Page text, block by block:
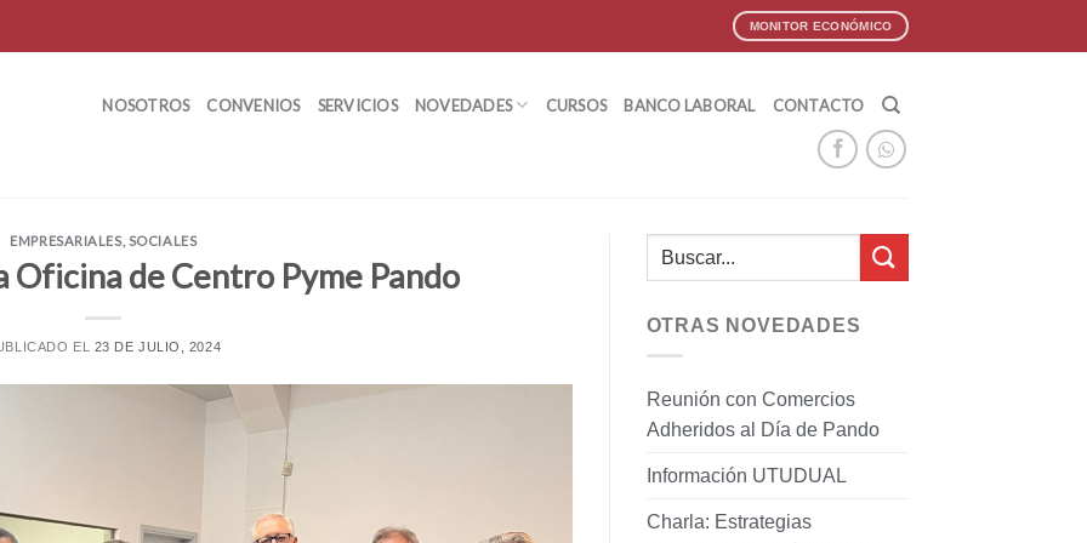
MONITOR ECONÓMICO
NOSOTROS CONVENIOS SERVICIOS NOVEDADES CURSOS BANCO LABORAL CONTACTO
EMPRESARIALES, SOCIALES
Oficina de Centro Pyme Pando
EL 23 DE JULIO, 2024
OTRAS NOVEDADES
Reunión con Comercios
Adheridos al Día de Pando
Información UTUDUAL
Charla: Estrategias